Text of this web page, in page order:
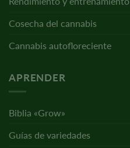
Cosecha del cannabis
Cannabis autofloreciente
APRENDER
Biblia «Grow»
Guías de variedades